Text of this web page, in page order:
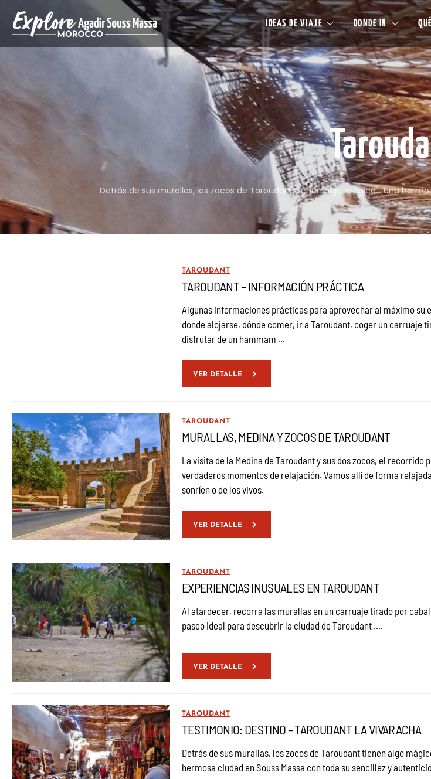
IDEAS DE VIAJE DONDE IR
Detrás de sus murallas, los zocos de Taroudant tienen algo mágico… Una
TAROUDANT
TAROUDANT – INFORMACIÓN PRÁCTICA
Algunas informaciones prácticas para aprovechar al máximo su
dónde alojarse, dónde comer, ir a Taroudant, coger un carruaje
disfrutar de un hammam …
VER DETALLE
TAROUDANT
MURALLAS, MEDINA Y ZOCOS DE TAROUDANT
La visita de la Medina de Taroudant y sus dos zocos, el recorrido
verdaderos momentos de relajación. Vamos allí de forma
sonríen o de los vivos.
VER DETALLE
TAROUDANT
EXPERIENCIAS INUSUALES EN TAROUDANT
Al atardecer, recorra las murallas en un carruaje tirado por
paseo ideal para descubrir la ciudad de Taroudant ….
VER DETALLE
TAROUDANT
TESTIMONIO: DESTINO – TAROUDANT LA VIVARACHA
Detrás de sus murallas, los zocos de Taroudant tienen algo
hermosa ciudad en Souss Massa con toda su sencillez y